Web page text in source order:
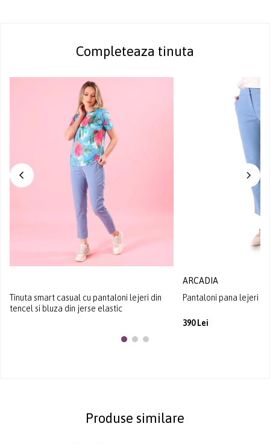
Completeaza tinuta
Tinuta smart casual cu pantaloni lejeri din
tencel si bluza din jerse elastic
ARCADIA
Pantaloni pana lejeri
390 Lei
Produse similare